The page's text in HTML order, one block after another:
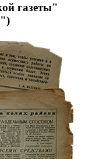
газеты"